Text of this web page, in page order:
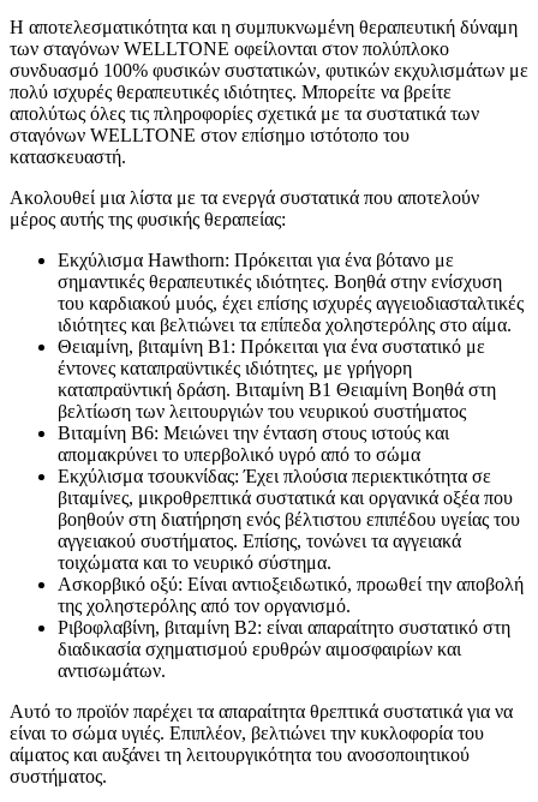
Η αποτελεσματικότητα και η συμπυκνωμένη θεραπευτική δύναμη
των σταγόνων WELLTONE οφείλονται στον πολύπλοκο
συνδυασμό 100% φυσικών συστατικών, φυτικών εκχυλισμάτων με
πολύ ισχυρές θεραπευτικές ιδιότητες. Μπορείτε να βρείτε
απολύτως όλες τις πληροφορίες σχετικά με τα συστατικά των
σταγόνων WELLTONE στον επίσημο ιστότοπο του
κατασκευαστή.
Ακολουθεί μια λίστα με τα ενεργά συστατικά που αποτελούν
μέρος αυτής της φυσικής θεραπείας:
Εκχύλισμα Hawthorn: Πρόκειται για ένα βότανο με
σημαντικές θεραπευτικές ιδιότητες. Βοηθά στην ενίσχυση
του καρδιακού μυός, έχει επίσης ισχυρές αγγειοδιασταλτικές
ιδιότητες και βελτιώνει τα επίπεδα χοληστερόλης στο αίμα.
Θειαμίνη, βιταμίνη Β1: Πρόκειται για ένα συστατικό με
έντονες καταπραϋντικές ιδιότητες, με γρήγορη
καταπραϋντική δράση. Βιταμίνη Β1 Θειαμίνη Βοηθά στη
βελτίωση των λειτουργιών του νευρικού συστήματος
Βιταμίνη Β6: Μειώνει την ένταση στους ιστούς και
απομακρύνει το υπερβολικό υγρό από το σώμα
Εκχύλισμα τσουκνίδας: Έχει πλούσια περιεκτικότητα σε
βιταμίνες, μικροθρεπτικά συστατικά και οργανικά οξέα που
βοηθούν στη διατήρηση ενός βέλτιστου επιπέδου υγείας του
αγγειακού συστήματος. Επίσης, τονώνει τα αγγειακά
τοιχώματα και το νευρικό σύστημα.
Ασκορβικό οξύ: Είναι αντιοξειδωτικό, προωθεί την αποβολή
της χοληστερόλης από τον οργανισμό.
Ριβοφλαβίνη, βιταμίνη Β2: είναι απαραίτητο συστατικό στη
διαδικασία σχηματισμού ερυθρών αιμοσφαιρίων και
αντισωμάτων.
Αυτό το προϊόν παρέχει τα απαραίτητα θρεπτικά συστατικά για να
είναι το σώμα υγιές. Επιπλέον, βελτιώνει την κυκλοφορία του
αίματος και αυξάνει τη λειτουργικότητα του ανοσοποιητικού
συστήματος.